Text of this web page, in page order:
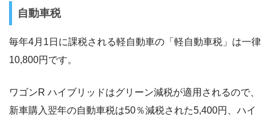
自動車税
毎年4月1日に課税される軽自動車の「軽自動車税」は一律
10,800円です。
ワゴンR ハイブリッドはグリーン減税が適用されるので、
新車購入翌年の自動車税は50％減税された5,400円、ハイ